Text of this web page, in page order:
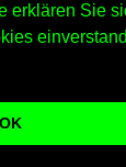
erklären Sie
OK
Volksfeste
–
- 10.02.2028 –
Kalender